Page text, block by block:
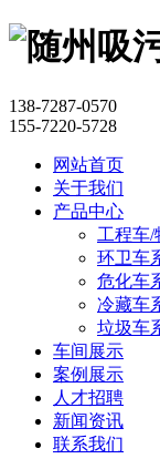
138-7287-0570
155-7220-5728
网站首页
关于我们
产品中心
工程车/
环卫车
危化车
冷藏车
垃圾车
车间展示
案例展示
人才招聘
新闻资讯
联系我们